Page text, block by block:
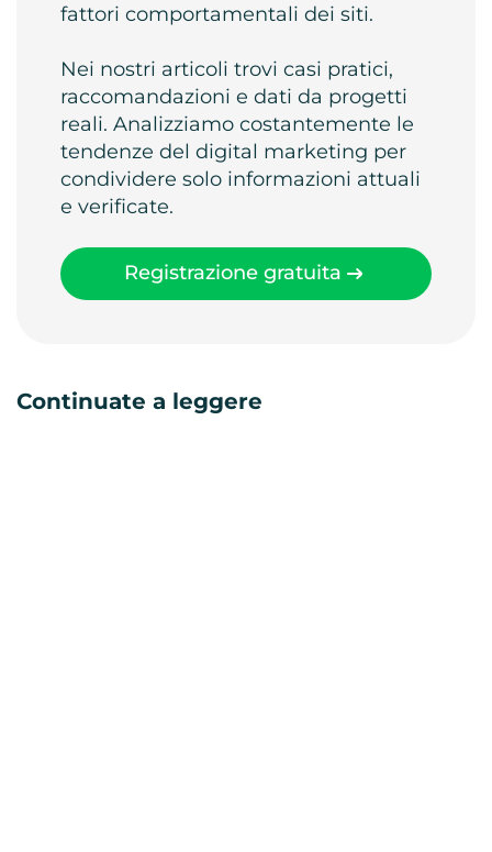
fattori comportamentali dei siti.
Nei nostri articoli trovi casi pratici,
raccomandazioni e dati da progetti
reali. Analizziamo costantemente le
tendenze del digital marketing per
condividere solo informazioni attuali
e verificate.
Registrazione gratuita
Continuate a leggere